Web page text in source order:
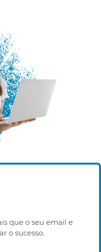
que o seu email e
o sucesso.